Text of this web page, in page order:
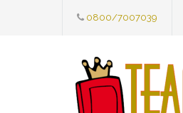
0800/7007039